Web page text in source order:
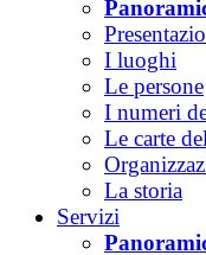
I luoghi
Le persone
I numeri
Le carte
La storia
Servizi